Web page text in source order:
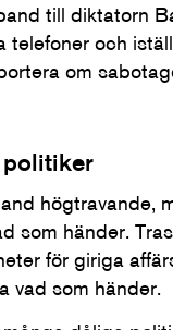
till diktatorn
telefoner och
om
politiker
högtravande,
som händer.
för giriga
vad som händer.